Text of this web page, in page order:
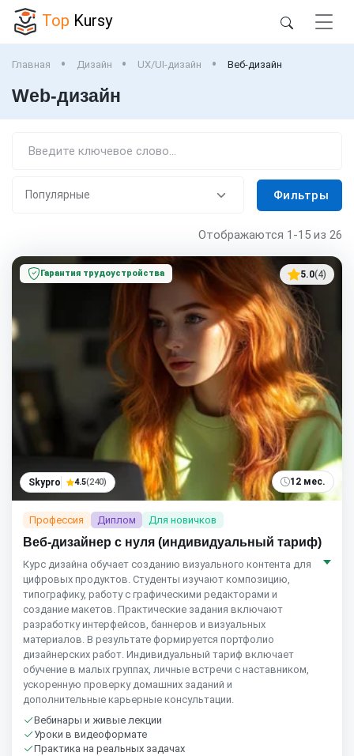
Top Kursy
Главная Дизайн UX/UI-дизайн Веб-дизайн
Web-дизайн
Фильтры
Отображаются 1-15 из 26
Гарантия трудоустройства 5.0(4)
Skypro 4.5(240) 12 мес.
Профессия Диплом Для новичков
Веб-дизайнер с нуля (индивидуальный тариф)
Курс дизайна обучает созданию визуального контента для
цифровых продуктов. Студенты изучают композицию,
типографику, работу с графическими редакторами и
создание макетов. Практические задания включают
разработку интерфейсов, баннеров и визуальных
материалов. В результате формируется портфолио
дизайнерских работ. Индивидуальный тариф включает
обучение в малых группах, личные встречи с наставником,
ускоренную проверку домашних заданий и
дополнительные карьерные консультации.
Вебинары и живые лекции
Уроки в видеоформате
Практика на реальных задачах